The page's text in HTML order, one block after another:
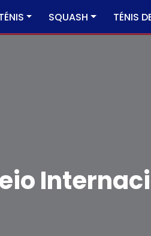
SQUASH TÉNIS